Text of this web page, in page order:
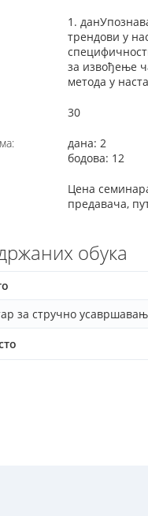
1.
трендови у
за извођење
метода у
30
дана: 2
бодова: 12
Цена
предавача,
обука
за стручно